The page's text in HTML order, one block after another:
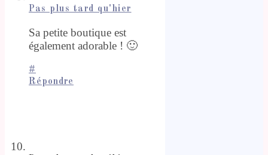
Pas plus tard qu'hier
Sa petite boutique est
également adorable ! 🙂
#
Répondre